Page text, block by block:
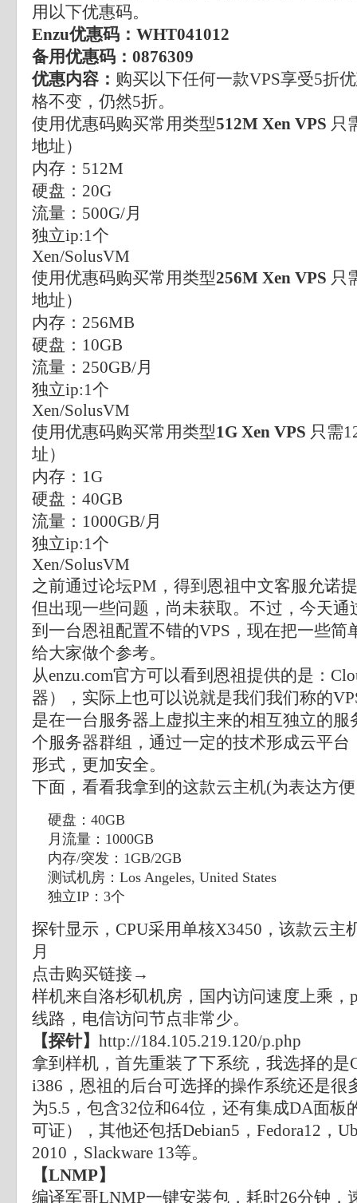
用以下优惠码。
Enzu优惠码：WHT041012
备用优惠码：0876309
优惠内容： 购买以下任何一款VPS享受5折
格不变，仍然5折。
使用优惠码购买常用类型512M Xen VPS 只
地址）
内存：512M
硬盘：20G
流量：500G/月
独立ip:1个
Xen/SolusVM
使用优惠码购买常用类型256M Xen VPS 只
地址）
内存：256MB
硬盘：10GB
流量：250GB/月
独立ip:1个
Xen/SolusVM
使用优惠码购买常用类型1G Xen VPS 只需
址）
内存：1G
硬盘：40GB
流量：1000GB/月
独立ip:1个
Xen/SolusVM
之前通过论坛PM，得到 恩祖中文客服允诺
但出现一些问题，尚未获取。不过，今天通
到一台恩祖配置不错的VPS ，现在把一些
给大家做个参考。
从enzu.com官方可以看到恩祖提供的是：
器），实际上也可以说就是我们我们称的
是在一台服务器上虚拟主来的相互独立的服
个服务器群组，通过一定的技术形成云平台
形式，更加安全。
下面，看看我拿到的这款云主机(为表达方
硬盘：40GB
月流量：1000GB
内存/突发：1GB/2GB
测试机房：Los Angeles, United States
独立IP：3个
探针显示，CPU采用单核X3450，该款云主
月
点击购买链接→
样机来自洛杉矶机房，国内访问速度上乘，
线路，电信访问节点非常少。
【探针】 http://184.105.219.120/p.php
拿到样机，首先重装了下系统，我选择的是
i386，恩祖的后台可选择的操作系统还是很
为5.5，包含32位和64位，还有集成DA面板
可证），其他还包括Debian5，Fedora12，
2010，Slackware 13等。
【LNMP】
编译军哥LNMP一键安装包，耗时26分钟，